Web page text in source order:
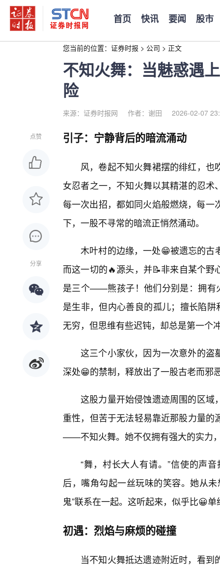
首页 快讯 要闻 股市
您当前的位置： 证券时报 > 公司 > 正文
不知火舞：当魅惑遇
险
来源：证券时报网 作者：谢田 2026-02-07
点赞
分享
引子：宁静背后的暗流涌动
风，卷起不知火舞裙摆的绯红，
女忍者之一，不知火舞以其精湛的忍
每一次出招，都如同火焰般燃烧，每
下，一股不寻常的暗流正悄然涌动。
木叶村的边缘，一处😁被遗忘的古
而这一切的🔥源头，并📝非来自某个
是三个——熊孩子！他们分别是：拥有
是生非，但内心善良的孤儿；擅长陷
无穷，但思维有些迟钝，却总是第一个
这三个小家伙，因为一次意外的盗
深处😁的禁制，释放出了一股古老而邪
这股力量开始侵蚀遗迹周围的区域
重性，但苦于无法轻易靠近那股力量
——不知火舞。她不仅拥有强大的实力
“舞，村长大人有请。”信使的声
后，嘴角勾起一丝玩味的笑容。她从
鬼”联系在一起。这听起来，似乎比😀
初遇：烈焰与麻烦的碰撞
当不知火舞抵达遗迹附近时，看